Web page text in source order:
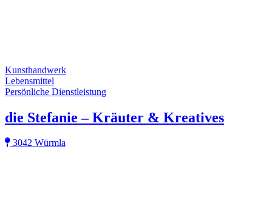
Kunsthandwerk
Lebensmittel
Persönliche Dienstleistung
die Stefanie – Kräuter & Kreatives
3042 Würmla